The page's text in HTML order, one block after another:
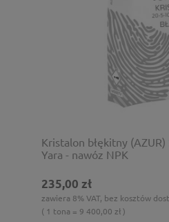
Kristalon błękitny
Yara - nawóz NPK
235,00 zł
zawiera 8% VAT, bez kosztów
( 1 tona = 9 400,00 zł )